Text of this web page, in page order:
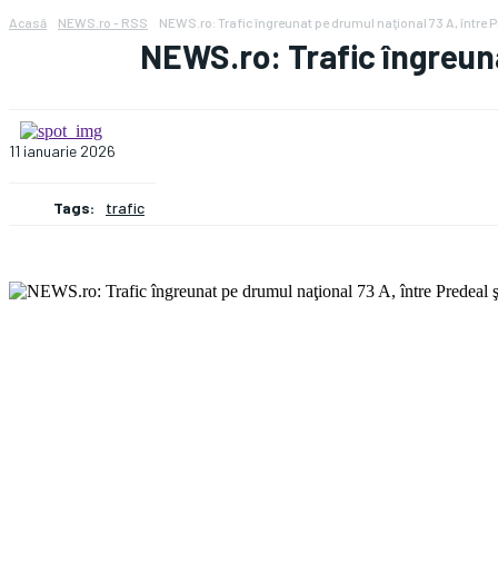
Acasă NEWS.ro - RSS NEWS.ro: Trafic îngreunat pe drumul naţional 73 A, între
NEWS.ro: Trafic
11 ianuarie 2026
Tags: trafic